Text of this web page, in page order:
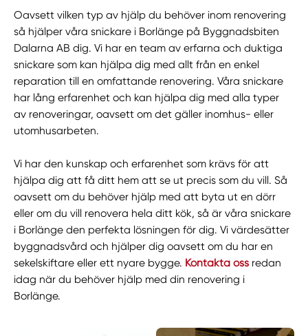
Oavsett vilken typ av hjälp du behöver inom renovering
så hjälper våra snickare i Borlänge på Byggnadsbiten
Dalarna AB dig. Vi har en team av erfarna och duktiga
snickare som kan hjälpa dig med allt från en enkel
reparation till en omfattande renovering. Våra snickare
har lång erfarenhet och kan hjälpa dig med alla typer
av renoveringar, oavsett om det gäller inomhus- eller
utomhusarbeten.
Vi har den kunskap och erfarenhet som krävs för att
hjälpa dig att få ditt hem att se ut precis som du vill. Så
oavsett om du behöver hjälp med att byta ut en dörr
eller om du vill renovera hela ditt kök, så är våra snickare
i Borlänge den perfekta lösningen för dig. Vi värdesätter
byggnadsvård och hjälper dig oavsett om du har en
sekelskiftare eller ett nyare bygge. Kontakta oss redan
idag när du behöver hjälp med din renovering i
Borlänge.